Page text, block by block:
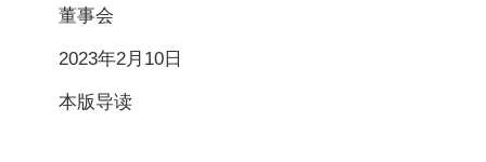
董事会
2023年2月10日
本版导读